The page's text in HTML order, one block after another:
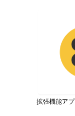
拡張機能ア